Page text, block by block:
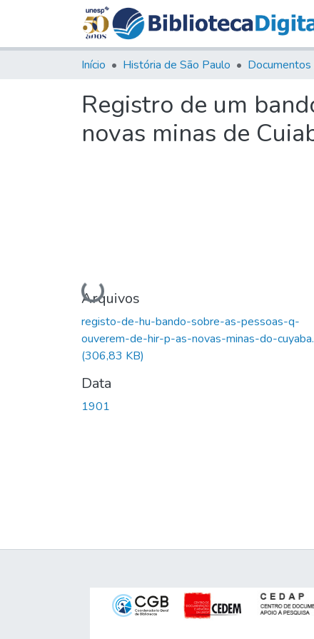
Início História de São Paulo
Registro de um
novas minas de
Carregando...
Arquivos
registo-de-hu-bando-sobre-as-pessoas-q-
ouverem-de-hir-p-as-novas-minas-do-
(306,83 KB)
Data
1901